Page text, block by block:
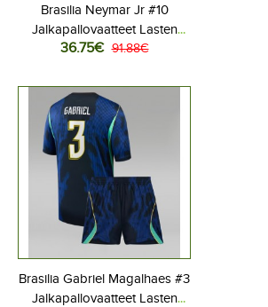
Brasilia Neymar Jr #10
Jalkapallovaatteet Lasten
Vieraspeliasu MM-kisat 2026
housut)
36.75€ 91.88€
Brasilia Gabriel Magalhaes #3
Jalkapallovaatteet Lasten